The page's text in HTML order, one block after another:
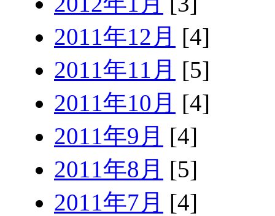
2011年12月 [4]
2011年11月 [5]
2011年10月 [4]
2011年9月 [4]
2011年8月 [5]
2011年7月 [4]